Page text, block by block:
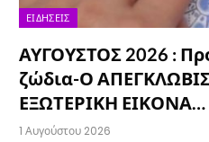
ΕΙΔΉΣΕΙΣ
ΑΥΓΟΥΣΤΟΣ 2026 :
ζώδια-Ο
ΕΞΩΤΕΡΙΚΗ ΕΙΚΟΝΑ…
1 Αυγούστου 2026